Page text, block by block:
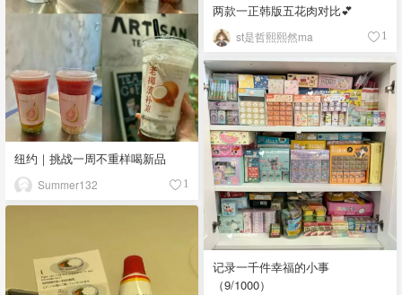
两款一正韩版五花肉对比💕
st是哲熙熙然ma 1
纽约｜挑战一周不重样喝新品
Summer132 1
记录一千件幸福的小事
（9/1000）